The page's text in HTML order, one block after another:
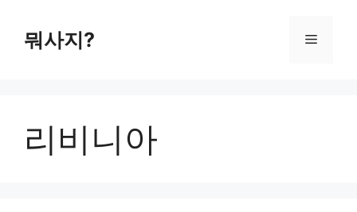
뭐사지? 메
리비니아